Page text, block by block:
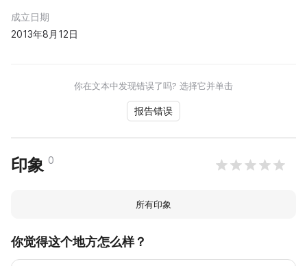
成立日期
2013年8月12日
你在文本中发现错误了吗? 选择它并单击
报告错误
印象 0
所有印象
你觉得这个地方怎么样？